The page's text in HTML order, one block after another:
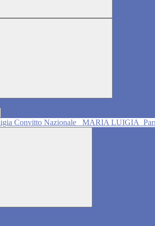
Convitto Nazionale MARIA LUIGIA